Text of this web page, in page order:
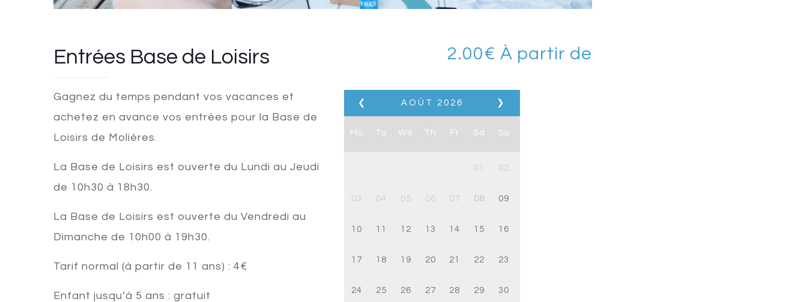
Entrées Base de Loisirs 2.00€ À partir de
Gagnez du temps pendant vos vacances et
achetez en avance vos entrées pour la Base de
Loisirs de Molières.
La Base de Loisirs est ouverte du Lundi au Jeudi
de 10h30 à 18h30.
La Base de Loisirs est ouverte du Vendredi au
Dimanche de 10h00 à 19h30.
Tarif normal (à partir de 11 ans) : 4€
Enfant jusqu’à 5 ans : gratuit
❮ ❯
AOÛT 2026
Mo Tu We Th Fr Sa Su
01 02
03 04 05 06 07 08 09
10 11 12 13 14 15 16
17 18 19 20 21 22 23
24 25 26 27 28 29 30